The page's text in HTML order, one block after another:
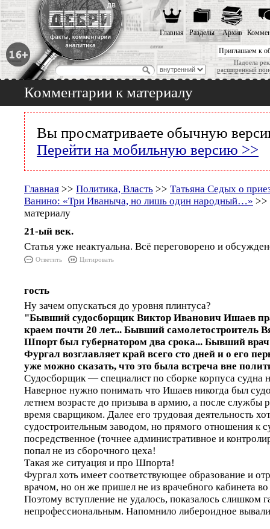
Приглашаем к
Надоела
расширенный
Главная Разделы Архив
Комментарии к материалу
Вы просматриваете обычную
Перейти на мобильную версию >>
Главная >> Политика, Власть >> Татьяна Седых о
Ванино: «Три Иваныча, но лишь один народный…» >>
материалу
21-ый век.
Статья уже неактуальна. Всё переговорено и
Ответить Цитировать
гость
Ну зачем опускаться до уровня плинтуса?
"Бывший судосборщик Виктор Иванович Ишаев
краем почти 20 лет... Бывший самолетостроитель
Шпорт был губернатором два срока... Бывший
Фургал возглавляет край всего сто дней и о его
уже можно сказать, что это была встреча вне
Судосборщик — специалист по сборке корпуса судна
Наверное нужно понимать что Ишаев никогда был
летнем возрасте до призыва в армию, а после службы
время сварщиком. Далее его трудовая деятельность
судостроительным заводом, но прямого отношения к
посредственное (точнее административное и
попал не из сборочного цеха!
Такая же ситуация и про Шпорта!
Фургал хоть имеет соответствующее образование и
врачом, но он же пришел не из врачебного кабинета
Поэтому вступление не удалось, показалось слишком
непрофессиональным. Напомнило либероидное